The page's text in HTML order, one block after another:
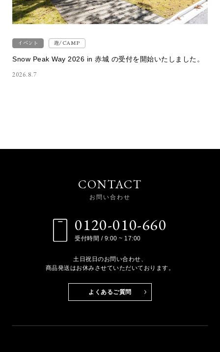
イベント 遊/CAMP
Snow Peak Way 2026 in 赤城 の受付を開始いたしました。
2026.8.7
CONTACT
お問い合わせ
0120-010-660
受付時間 / 9:00 ~ 17:00
土日祝日のお問い合わせ、
商品発送はお休みさせていただいております。
よくあるご質問